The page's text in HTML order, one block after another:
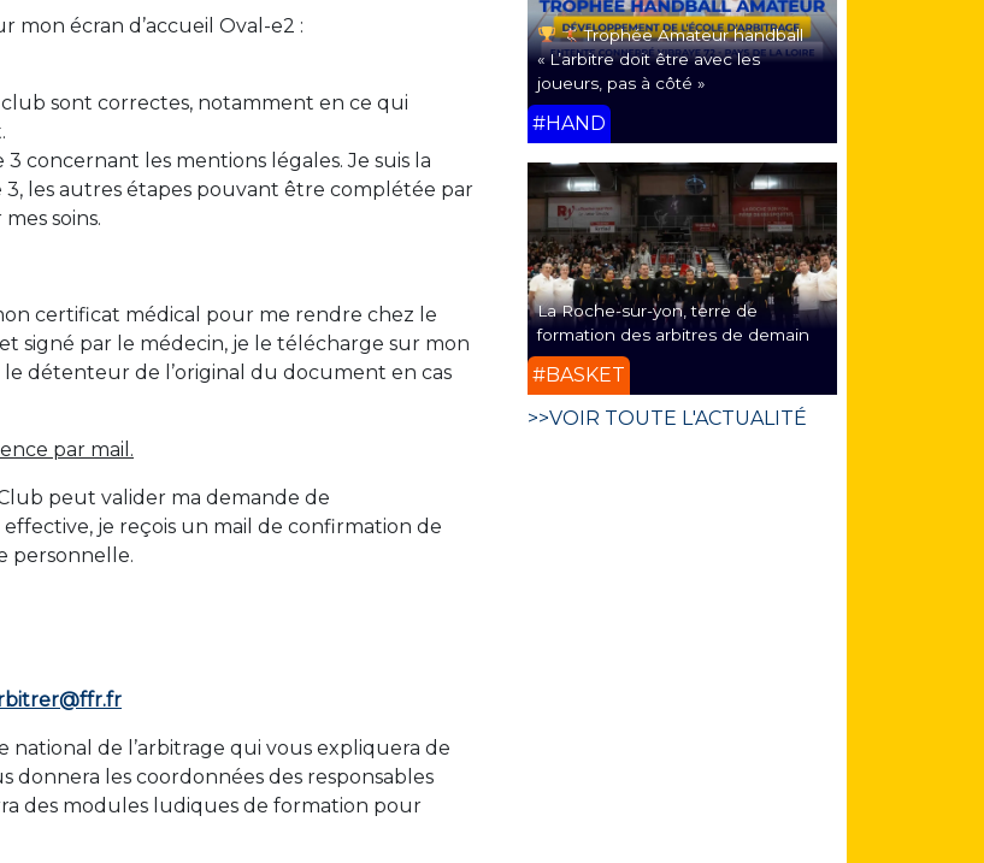
mon écran d’accueil Oval-e2 :
sont correctes, notamment en ce qui
concernant les mentions légales. Je suis la
les autres étapes pouvant être complétée par
soins.
certificat médical pour me rendre chez le
signé par le médecin, je le télécharge sur mon
détenteur de l’original du document en cas
par mail.
peut valider ma demande de
je reçois un mail de confirmation de
personnelle.
de l’arbitrage qui vous expliquera de
donnera les coordonnées des responsables
des modules ludiques de formation pour
Trophée Amateur handball
« L’arbitre doit être avec les
joueurs, pas à côté »
#HAND
La Roche-sur-yon, terre de
formation des arbitres de demain
#BASKET
>>VOIR TOUTE L'ACTUALITÉ